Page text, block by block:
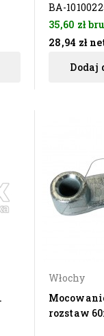
BA-
35,60 zł
28,94 zł
Dodaj
Włochy
rozstaw